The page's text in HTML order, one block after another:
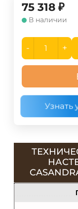
75 318 ₽
В наличии
- +
Узнать